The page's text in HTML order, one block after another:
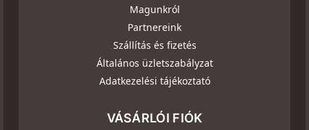
Magunkról
Partnereink
Szállítás és fizetés
Általános üzletszabályzat
Adatkezelési tájékoztató
VÁSÁRLÓI FIÓK